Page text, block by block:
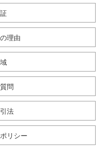
理由
問
法
リシー